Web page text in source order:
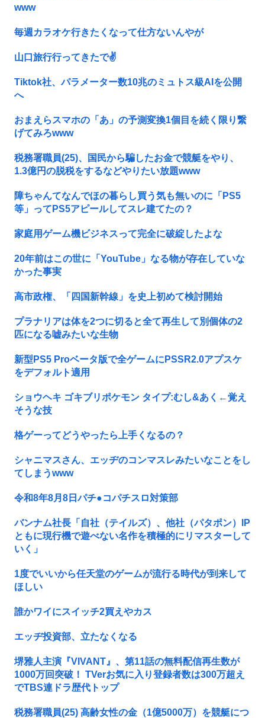
www
毎週カラオケ行きたくなって仕方ないんやが
山口旅行行ってきたで✌️
Tiktok社、パラメーター数10兆のミュトス級AIを公開
へ
おまえらスマホの「あ」の予測変換1個目を続く限り繋
げてみろwww
税務署職員(25)、国民から騙したお金で競艇をやり、
1.3億円の脱税をするなどやりたい放題www
障ちゃんてなんでほの暮らし買う気も無いのに「PS5
等」ってPS5アピールしてスレ建てたの？
家庭用ゲーム機ビジネスって完全に破綻したよな
20年前はこの世に「YouTube」なる物が存在していな
かった事実
高市政権、「四国新幹線」を史上初めて検討開始
プラナリアは体を2つに切ると全て再生して別個体の2
匹になる嘘みたいな生物
新型PS5 Proベータ版で全ゲームにPSSR2.0アプスケ
をデフォルト適用
ショウヘキ ゴキブリポケモン タイプ:むし&あく←覚え
そうな技
格ゲーってどうやったら上手くなるの？
シャニマスさん、エッヂのコンマスレみたいなことをし
てしまうwww
令和8年8月8日パチ●コパチスロ対策部
バンナム社長「自社（テイルズ）、他社（パタポン）IP
ともに現行機で遊べない名作を積極的にリマスターして
いく」
1度でいいから任天堂のゲームが流行る時代が到来して
ほしい
誰かワイにスイッチ2買えやカス
エッヂ投資部、立たなくなる
堺雅人主演『VIVANT』、第11話の無料配信再生数が
1000万回突破！ TVerお気に入り登録者数は300万超え
でTBS連ドラ歴代トップ
税務署職員(25) 高齢女性の金（1億5000万）を競艇につ